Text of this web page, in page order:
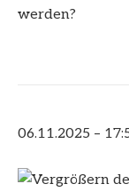
werden?
06.11.2025 –